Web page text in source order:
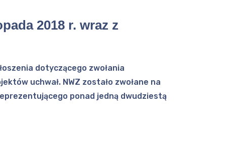
2018 r. wraz z
dotyczącego zwołania
uchwał. NWZ zostało zwołane na
ponad jedną dwudziestą